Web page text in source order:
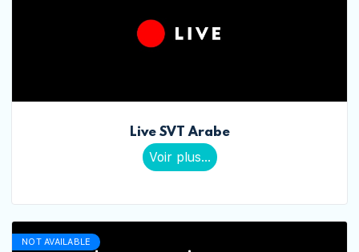
Live SVT Arabe
Voir plus...
NOT AVAILABLE